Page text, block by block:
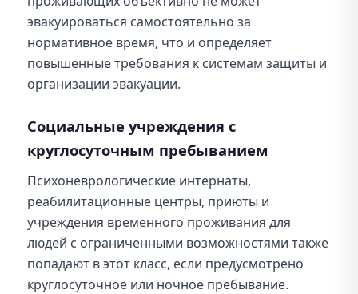
эвакуироваться самостоятельно за
нормативное время, что и определяет
повышенные требования к системам защиты и
организации эвакуации.
Социальные учреждения с
круглосуточным пребыванием
Психоневрологические интернаты,
реабилитационные центры, приюты и
учреждения временного проживания для
людей с ограниченными возможностями также
попадают в этот класс, если предусмотрено
круглосуточное или ночное пребывание.